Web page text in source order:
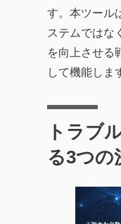
す。本ツール
ステムではな
を向上させる
して機能しま
トラブ
る3つの